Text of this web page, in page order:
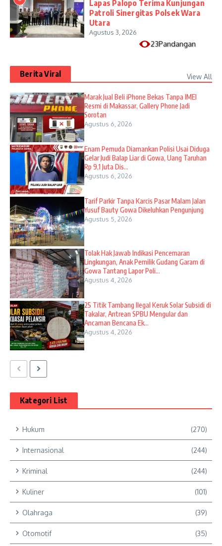
Lapas Palopo Terima Kunjungan
Patroli Sinergitas Polsek Wara
Utara
Agustus 3, 2026
23Pandangan
Berita Viral View All
​Marak Jual Beli iPhone Bekas Tanpa IMEI
Resmi di Makassar, Gallery Phone Jadi
Sorotan
Agustus 6, 2026
Enam Pemuda Diamankan Polisi Usai Diduga
Gelar Judi Balap Liar di Gowa, Uang Taruhan
Rp 9,1 Juta Dis...
Agustus 6, 2026
Tarif Parkir Tanpa Karcis Pasar Malam Jalan
Yusuf Bauty Gowa Dikeluhkan Pengunjung
Agustus 5, 2026
Tolak Hak Jawab Indikasi Pencemaran
Lingkungan, Anak Pemilik Gudang Garam di
Gowa Tantang Lapor Poli...
Agustus 4, 2026
25 Titik Tambang Ilegal Keruk Solar Subsidi di
Takalar, Antrean SPBU Mengular dan
Ancaman Bencana Ek...
Agustus 4, 2026
Kategori List
Hukum (270)
Internasional (244)
Kriminal (244)
Kuliner (101)
Olahraga (39)
Otomotif (35)